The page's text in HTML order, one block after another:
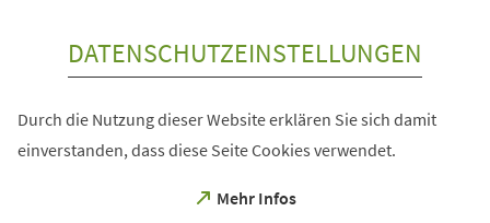
DATENSCHUTZEINSTELLUNGEN
Durch die Nutzung dieser Website erklären Sie sich damit
einverstanden, dass diese Seite Cookies verwendet.
Mehr Infos
(Öffnet